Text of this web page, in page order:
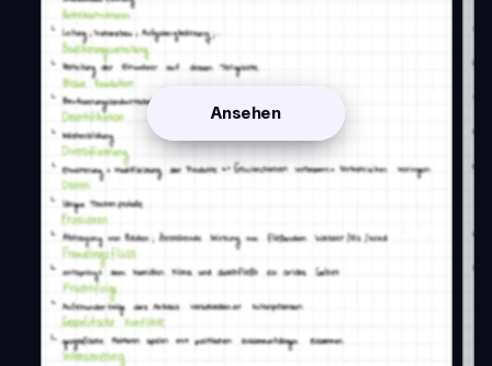
Ansehen